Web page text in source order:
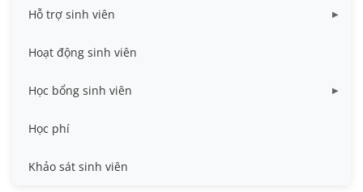
Hỗ trợ sinh viên
Miễn giảm học phí
Nhà ở
Hoạt động sinh viên
Học bổng sinh viên
HB khuyến khích học tập
HB Lê Văn Kiểm và gia đình
Học phí
Khảo sát sinh viên